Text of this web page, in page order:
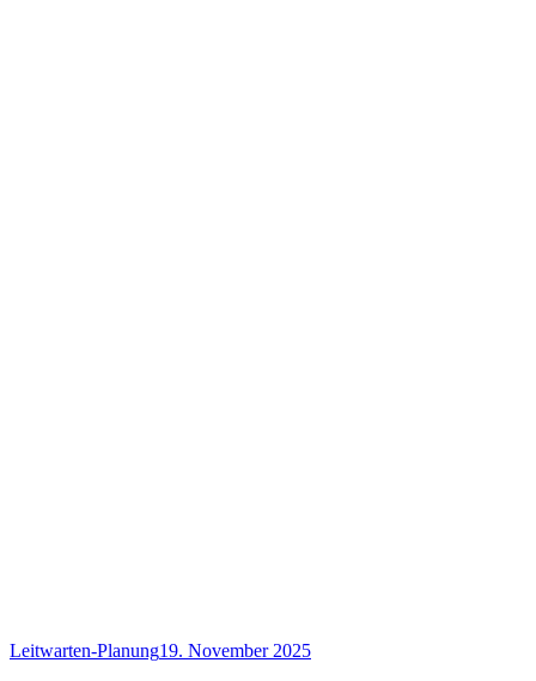
Leitwarten-Planung19. November 2025